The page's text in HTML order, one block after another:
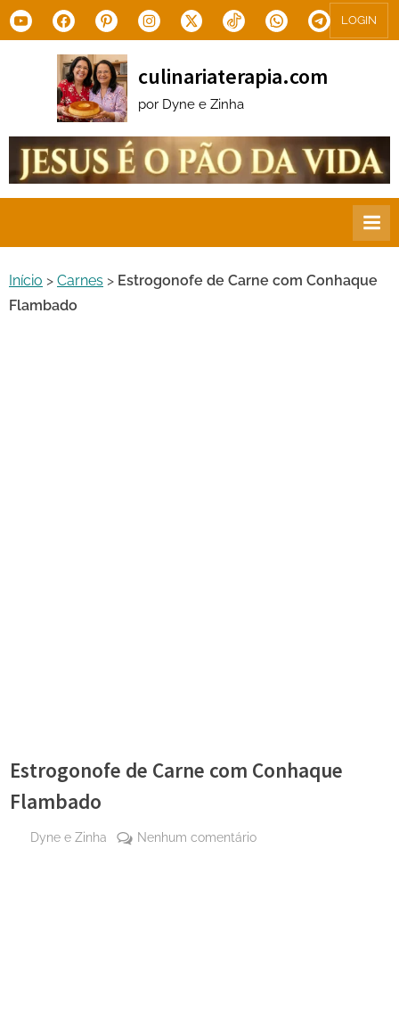
Skip
to
YoutubeFacebookPinterestInstagram
X.com Tiktok WhatsAppTelegram
LOGIN
culinariaterapia.com
por Dyne e Zinha
Início > Carnes > Estrogonofe de Carne com Conhaque
Flambado
Estrogonofe de Carne com Conhaque
Flambado
By
Dyne e Zinha Nenhum comentárioem